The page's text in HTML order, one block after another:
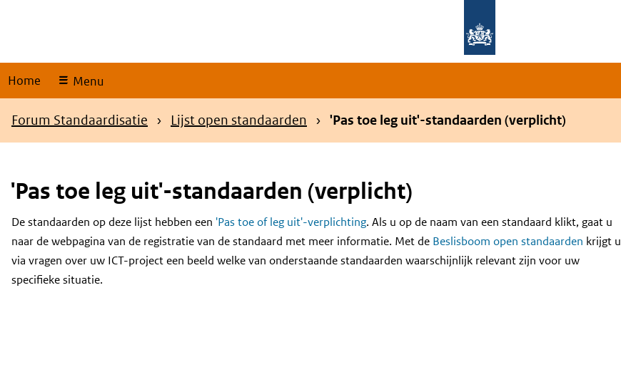
Home Menu
Kruimelpad
Forum Standaardisatie Lijst open standaarden 'Pas toe leg uit'-standaarden (verplicht)
'Pas toe leg uit'-standaarden (verplicht)
Content
De standaarden op deze lijst hebben een 'Pas toe of leg uit'-verplichting. Als u op de naam van een standaard klikt, gaat u
naar de webpagina van de registratie van de standaard met meer informatie. Met de Beslisboom open standaarden krijgt u
via vragen over uw ICT-project een beeld welke van onderstaande standaarden waarschijnlijk relevant zijn voor uw
specifieke situatie.